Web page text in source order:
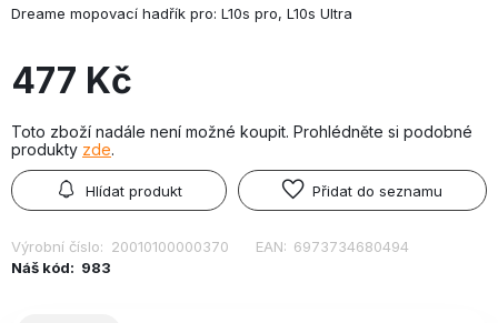
Dreame mopovací hadřík pro: L10s pro, L10s Ultra
477 Kč
Toto zboží nadále není možné koupit. Prohlédněte si podobné
produkty zde.
Hlídat produkt Přidat do seznamu
Výrobní číslo: 20010100000370 EAN: 6973734680494
Náš kód: 983